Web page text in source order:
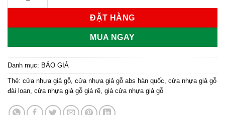
ĐẶT HÀNG
MUA NGAY
Danh mục: BÁO GIÁ
Thẻ: cửa nhựa giả gỗ cửa nhựa giả gỗ abs hàn quốc cửa nhựa giả gỗ
đài loan cửa nhựa giả gỗ giá rẽ giá cửa nhựa giả gỗ